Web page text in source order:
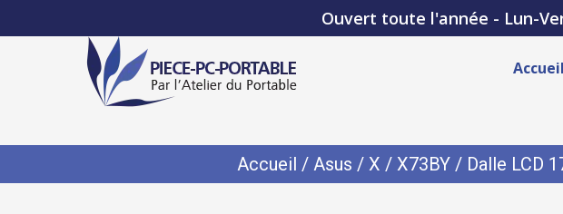
Ouvert toute l'année - Lun-
Accueil
Accueil / Asus / X / X73BY/ Dalle LCD